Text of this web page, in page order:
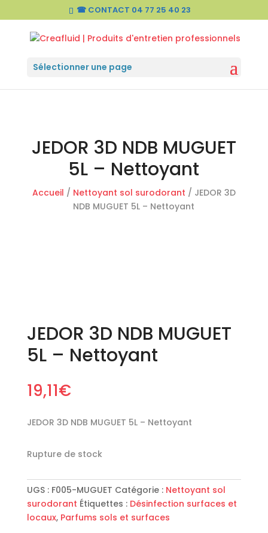
☎ CONTACT 04 77 25 40 23
Sélectionner une page
JEDOR 3D NDB MUGUET
5L – Nettoyant
Accueil / Nettoyant sol surodorant / JEDOR 3D
NDB MUGUET 5L – Nettoyant
JEDOR 3D NDB MUGUET
5L – Nettoyant
19,11€
JEDOR 3D NDB MUGUET 5L – Nettoyant
Rupture de stock
UGS : F005-MUGUET Catégorie : Nettoyant sol
surodorant Étiquettes : Désinfection surfaces et
locaux, Parfums sols et surfaces